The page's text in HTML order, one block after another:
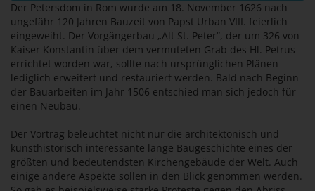
Der Petersdom in Rom wurde am 18. November 1626 nach
ungefähr 120 Jahren Bauzeit von Papst Urban VIII. feierlich
eingeweiht. Der Vorgängerbau „Alt St. Peter“, der um 326 von
Kaiser Konstantin über dem vermuteten Grab des Hl. Petrus
errichtet worden war, sollte nach ursprünglichen Plänen
lediglich erweitert und restauriert werden. Bald nach Beginn
der Bauarbeiten im Jahr 1506 entschied man sich jedoch für
einen Neubau.
Der Vortrag beleuchtet nicht nur die architektonisch und
kunsthistorisch interessante lange Baugeschichte eines der
größten und bedeutendsten Kirchengebäude der Welt. Auch
einige andere Aspekte sollen in den Blick genommen werden.